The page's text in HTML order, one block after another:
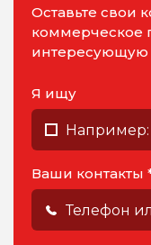
Оставьте свои
коммерческое
интересующую
Я ищу
Ваши контакты